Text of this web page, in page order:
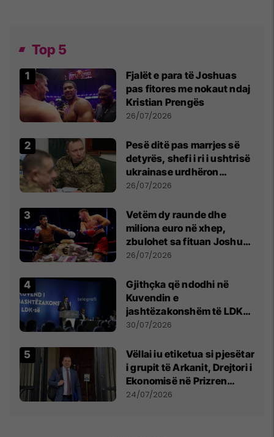
Top 5
Fjalët e para të Joshuas
pas fitores me nokaut ndaj
Kristian Prengës
26/07/2026
Pesë ditë pas marrjes së
detyrës, shefi i ri i ushtrisë
ukrainase urdhëron
kontroll të madh
26/07/2026
Vetëm dy raunde dhe
miliona euro në xhep,
zbulohet sa fituan Joshua
e Prenga
26/07/2026
Gjithçka që ndodhi në
Kuvendin e
jashtëzakonshëm të LDK-
së
30/07/2026
Vëllai iu etiketua si pjesëtar
i grupit të Arkanit, Drejtori i
Ekonomisë në Prizren
mohon pretendimet
24/07/2026